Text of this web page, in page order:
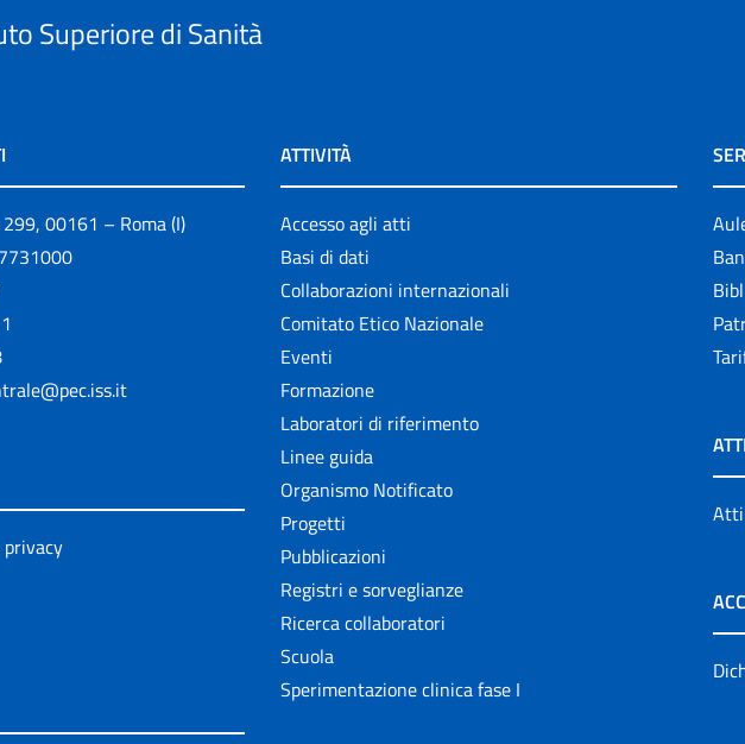
Superiore di Sanità
00161 – Roma (I)
ATTIVITÀ
Accesso agli atti
Basi di dati
Collaborazioni internazionali
Comitato Etico Nazionale
Eventi
Formazione
Laboratori di riferimento
Linee guida
Organismo Notificato
Progetti
Pubblicazioni
Registri e sorveglianze
Ricerca collaboratori
Scuola
Sperimentazione clinica fase I
Atti